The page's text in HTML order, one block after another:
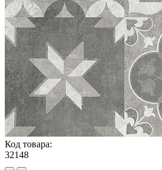
Код товара:
32148